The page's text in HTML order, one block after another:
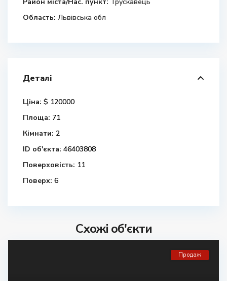
Область: Львівська обл
Деталі
Ціна: $ 120000
Площа: 71
Кімнати: 2
ID об'єкта: 46403808
Поверховість: 11
Поверх: 6
Схожі об'єкти
Продаж